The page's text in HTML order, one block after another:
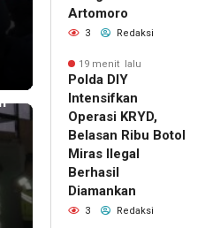
Artomoro
3 Redaksi
19 menit lalu
Polda DIY
Intensifkan
Operasi KRYD,
Belasan Ribu Botol
Miras Ilegal
Berhasil
Diamankan
3 Redaksi